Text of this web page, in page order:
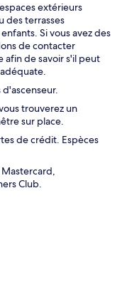
extérieurs
des terrasses
Si vous avez des
de contacter
afin de savoir s'il peut
trouverez un
sur place.
de crédit. Espèces
Club.